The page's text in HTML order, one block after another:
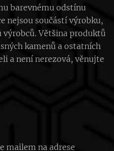
barevnému odstínu
nejsou součástí výrobku,
Většina produktů
kamenů a ostatních
a není nerezová, věnujte
mailem na adrese